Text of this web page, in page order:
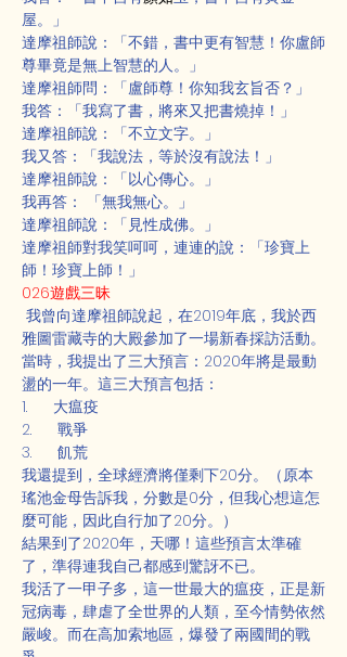
屋。」
達摩祖師說：「不錯，書中更有智慧！你盧師
尊畢竟是無上智慧的人。」
達摩祖師問：「盧師尊！你知我玄旨否？」
我答：「我寫了書，將來又把書燒掉！」
達摩祖師說：「不立文字。」
我又答：「我說法，等於沒有說法！」
達摩祖師說：「以心傳心。」
我再答： 「無我無心。」
達摩祖師說：「見性成佛。」
達摩祖師對我笑呵呵，連連的說：「珍寶上
師！珍寶上師！」
026遊戲三昧
我曾向達摩祖師說起，在2019年底，我於西
雅圖雷藏寺的大殿參加了一場新春採訪活動。
當時，我提出了三大預言：2020年將是最動
盪的一年。這三大預言包括：
1.      大瘟疫
2.      戰爭
3.      飢荒
我還提到，全球經濟將僅剩下20分。（原本
瑤池金母告訴我，分數是0分，但我心想這怎
麼可能，因此自行加了20分。）
結果到了2020年，天哪！這些預言太準確
了，準得連我自己都感到驚訝不已。
我活了一甲子多，這一世最大的瘟疫，正是新
冠病毒，肆虐了全世界的人類，至今情勢依然
嚴峻。而在高加索地區，爆發了兩國間的戰